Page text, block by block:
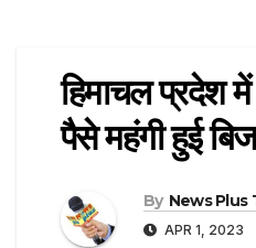
हिमाचल प्रदेश
पैसे महंगी हुई
By News Plus
APR 1, 2023